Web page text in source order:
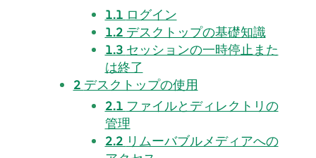
1.1 ログイン
1.2 デスクトップの基礎知識
1.3 セッションの一時停止また
は終了
2 デスクトップの使用
2.1 ファイルとディレクトリの
管理
2.2 リムーバブルメディアへの